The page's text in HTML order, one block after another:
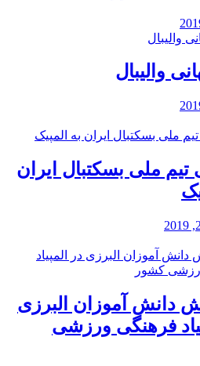
والیبال
تیم ملی بسکتبال ایران
دانش آموزان البرزی
فرهنگی ورزشی